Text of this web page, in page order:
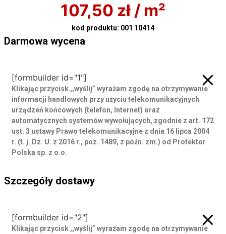
107,50 zł / m²
kod produktu: 001 10414
Darmowa wycena
[formbuilder id="1"]
Klikając przycisk ,,wyślij” wyrażam zgodę na otrzymywanie
informacji handlowych przy użyciu telekomunikacyjnych
urządzeń końcowych (telefon, Internet) oraz
automatycznych systemów wywołujących, zgodnie z art. 172
ust. 3 ustawy Prawo telekomunikacyjne z dnia 16 lipca 2004
r. (t. j. Dz. U. z 2016 r., poz. 1489, z późn. zm.) od Protektor
Polska sp. z o.o.
Szczegóły dostawy
[formbuilder id="2"]
Klikając przycisk ,,wyślij” wyrażam zgodę na otrzymywanie